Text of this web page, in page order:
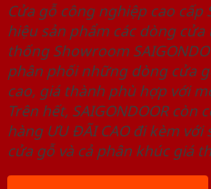
Cửa gỗ công nghiệp cao cấp
hiệu sản phẩm các dòng
thống Showroom
phân phối những dòng cửa
cao, giá thành phù hợp với
Trên hết, SAIGONDOOR
hàng ƯU ĐÃI CAO đi kèm
cửa gỗ và cả phân khúc giá